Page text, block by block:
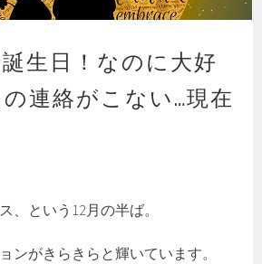
生日！なのに大好
連絡がこない…現在
、という12月の半ば。
ンがきらきらと輝いています。